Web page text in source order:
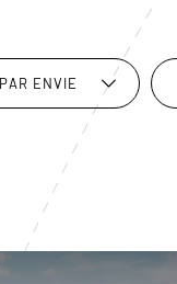
PAR ENVIE